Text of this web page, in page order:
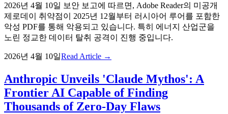
2026년 4월 10일 보안 보고에 따르면, Adobe Reader의 미공개
제로데이 취약점이 2025년 12월부터 러시아어 루어를 포함한
악성 PDF를 통해 악용되고 있습니다. 특히 에너지 산업군을
노린 정교한 데이터 탈취 공격이 진행 중입니다.
2026년 4월 10일Read Article →
Anthropic Unveils 'Claude Mythos': A
Frontier AI Capable of Finding
Thousands of Zero-Day Flaws